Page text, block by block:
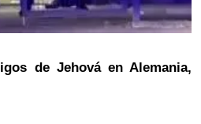
de Jehová en Alemania,